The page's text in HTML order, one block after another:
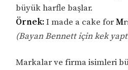
büyük harfle başlar.
Örnek:I made a cake forM
(Bayan Bennett için kek
Markalar ve firma isimleri